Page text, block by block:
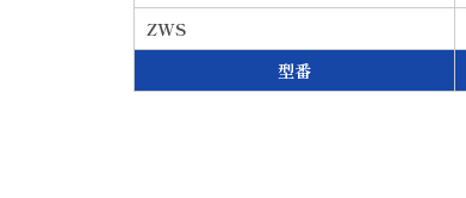
ZWS
型番